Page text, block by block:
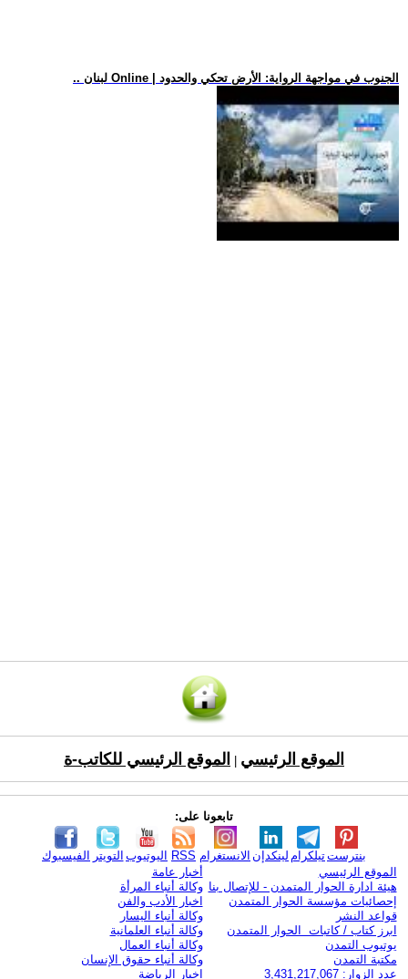
.. لبنان Online | الجنوب في مواجهة الرواية: الأرض تحكي والحدود
الموقع الرئيسي الموقع الرئيسي للكاتب-ة
تابعونا على:
الفيسبوك التويتر اليوتيوب RSS الانستغرام لينكدإن تيلكرامبنترست
الموقع الرئيسي
هيئة ادارة الحوار المتمدن - للإتصال بنا
إحصائيات مؤسسة الحوار المتمدن
قواعد النشر
ابرز كتاب / كاتبات الحوار المتمدن
يوتيوب التمدن
مكتبة التمدن
عدد الزوار: 3,431,217,067
أخبار عامة
وكالة أنباء المرأة
اخبار الأدب والفن
وكالة أنباء اليسار
وكالة أنباء العلمانية
وكالة أنباء العمال
وكالة أنباء حقوق الإنسان
اخبار الرياضة